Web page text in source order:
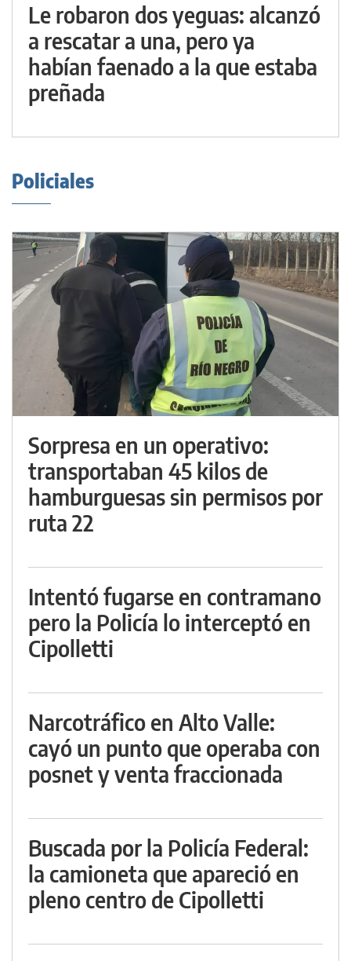
Le robaron dos yeguas: alcanzó
a rescatar a una, pero ya
habían faenado a la que estaba
preñada
Policiales
Sorpresa en un operativo:
transportaban 45 kilos de
hamburguesas sin permisos por
ruta 22
Intentó fugarse en contramano
pero la Policía lo interceptó en
Cipolletti
Narcotráfico en Alto Valle:
cayó un punto que operaba con
posnet y venta fraccionada
Buscada por la Policía Federal:
la camioneta que apareció en
pleno centro de Cipolletti